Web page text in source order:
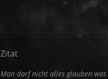
Zitat
Man darf nicht alles glauben